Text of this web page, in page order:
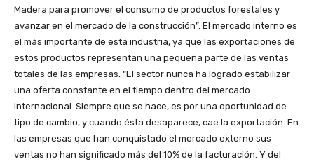
Madera para promover el consumo de productos forestales y
avanzar en el mercado de la construcción”. El mercado interno es
el más importante de esta industria, ya que las exportaciones de
estos productos representan una pequeña parte de las ventas
totales de las empresas. “El sector nunca ha logrado estabilizar
una oferta constante en el tiempo dentro del mercado
internacional. Siempre que se hace, es por una oportunidad de
tipo de cambio, y cuando ésta desaparece, cae la exportación. En
las empresas que han conquistado el mercado externo sus
ventas no han significado más del 10% de la facturación. Y del